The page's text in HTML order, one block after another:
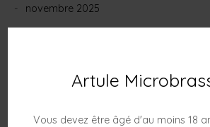
Artule
Vous devez être âgé d'au moins 18
novembre 2025
juillet 2025
mai 2025